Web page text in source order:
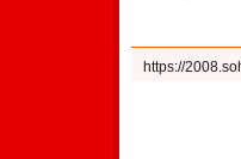
https://